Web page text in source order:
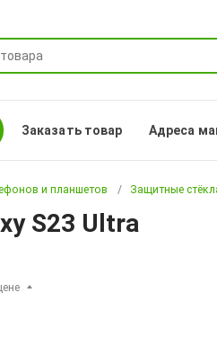
Заказать товар Адреса
и планшетов Защитные
S23 Ultra